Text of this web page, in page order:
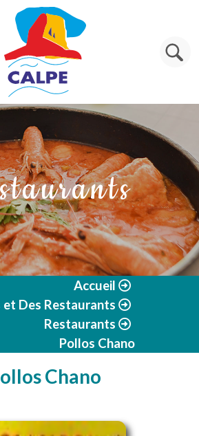
Accueil
et Des Restaurants
Restaurants
Pollos Chano
Chano